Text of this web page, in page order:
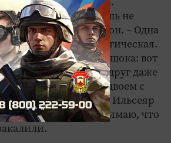
такая беда, страдаешь не
семья, - говорит он. – Одна
проблем – психологическая.
от первого шока: вот
здоров, бегал, и вдруг даже
не можешь. Вдвоем с
многое - это Ильсеяр
Сейчас я понимаю, что